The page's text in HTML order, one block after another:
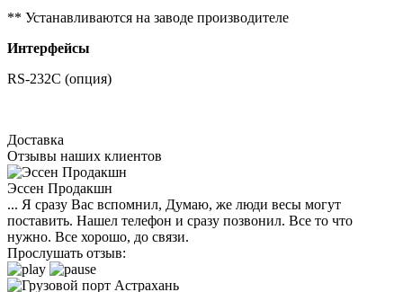
** Устанавливаются на заводе производителе
Интерфейсы
RS-232C (опция)
Доставка
Отзывы наших клиентов
Эссен Продакшн
... Я сразу Вас вспомнил, Думаю, же люди весы могут
поставить. Нашел телефон и сразу позвонил. Все то что
нужно. Все хорошо, до связи.
Прослушать отзыв: